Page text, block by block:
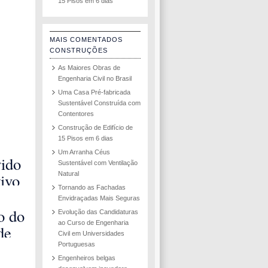
de
do
MAIS COMENTADOS
CONSTRUÇÕES
As Maiores Obras de
Engenharia Civil no Brasil
Uma Casa Pré-fabricada
Sustentável Construída com
Contentores
Construção de Edifício de
15 Pisos em 6 dias
Um Arranha Céus
Sustentável com Ventilação
Natural
Tornando as Fachadas
Envidraçadas Mais Seguras
Evolução das Candidaturas
ao Curso de Engenharia
Civil em Universidades
Portuguesas
Engenheiros belgas